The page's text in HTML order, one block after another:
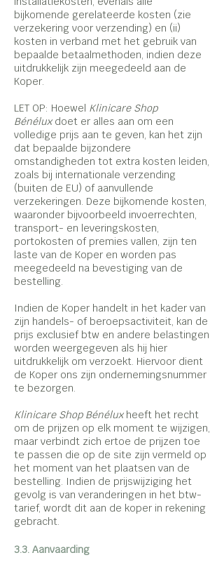
bijkomende gerelateerde kosten (zie
verzekering voor verzending) en (ii)
kosten in verband met het gebruik van
bepaalde betaalmethoden, indien deze
uitdrukkelijk zijn meegedeeld aan de
Koper.
LET OP: Hoewel Klinicare Shop
Bénélux doet er alles aan om een
volledige prijs aan te geven, kan het zijn
dat bepaalde bijzondere
omstandigheden tot extra kosten leiden,
zoals bij internationale verzending
(buiten de EU) of aanvullende
verzekeringen. Deze bijkomende kosten,
waaronder bijvoorbeeld invoerrechten,
transport- en leveringskosten,
portokosten of premies vallen, zijn ten
laste van de Koper en worden pas
meegedeeld na bevestiging van de
bestelling.
Indien de Koper handelt in het kader van
zijn handels- of beroepsactiviteit, kan de
prijs exclusief btw en andere belastingen
worden weergegeven als hij hier
uitdrukkelijk om verzoekt. Hiervoor dient
de Koper ons zijn ondernemingsnummer
te bezorgen.
Klinicare Shop Bénélux heeft het recht
om de prijzen op elk moment te wijzigen,
maar verbindt zich ertoe de prijzen toe
te passen die op de site zijn vermeld op
het moment van het plaatsen van de
bestelling. Indien de prijswijziging het
gevolg is van veranderingen in het btw-
tarief, wordt dit aan de koper in rekening
gebracht.
3.3. Aanvaarding